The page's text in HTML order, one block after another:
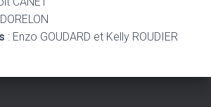
: Enzo GOUDARD et Kelly ROUDIER